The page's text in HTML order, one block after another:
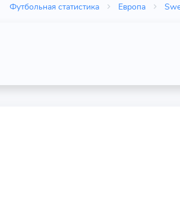
Футбольная статистика Европа